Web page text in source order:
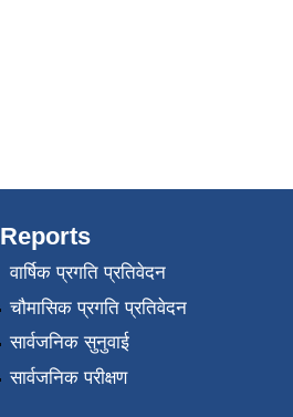
Reports
वार्षिक प्रगति प्रतिवेदन
चौमासिक प्रगति प्रतिवेदन
सार्वजनिक सुनुवाई
सार्वजनिक परीक्षण